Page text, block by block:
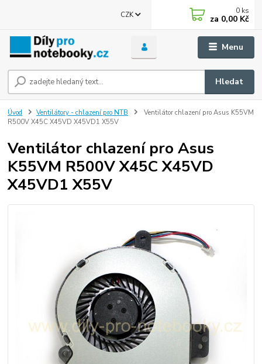
Menu
CZK
Hledat
0 ks
za 0,00 Kč
Úvod Ventilátory - chlazení pro NTB
Ventilátor chlazení pro Asus K55VM
R500V X45C X45VD X45VD1 X55V
Ventilátor chlazení pro Asus
K55VM R500V X45C X45VD
X45VD1 X55V